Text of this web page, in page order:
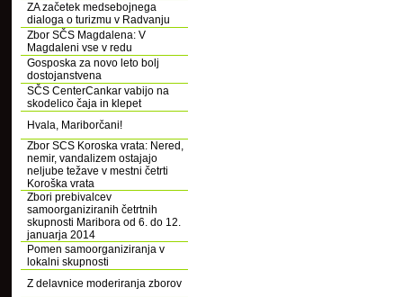
ZA začetek medsebojnega
dialoga o turizmu v Radvanju
Zbor SČS Magdalena: V
Magdaleni vse v redu
Gosposka za novo leto bolj
dostojanstvena
SČS CenterCankar vabijo na
skodelico čaja in klepet
Hvala, Mariborčani!
Zbor SCS Koroska vrata: Nered,
nemir, vandalizem ostajajo
neljube težave v mestni četrti
Koroška vrata
Zbori prebivalcev
samoorganiziranih četrtnih
skupnosti Maribora od 6. do 12.
januarja 2014
Pomen samoorganiziranja v
lokalni skupnosti
Z delavnice moderiranja zborov